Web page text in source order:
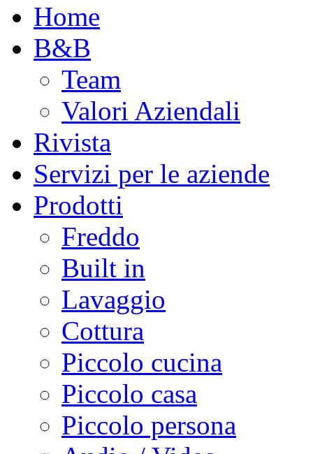
Home
B&B
Team
Valori Aziendali
Rivista
Servizi per le aziende
Prodotti
Freddo
Built in
Lavaggio
Cottura
Piccolo cucina
Piccolo casa
Piccolo persona